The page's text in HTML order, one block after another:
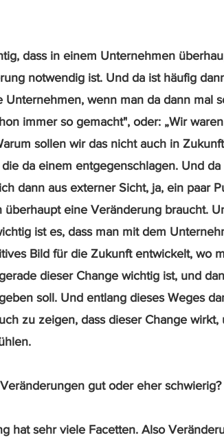
dass in einem Unternehmen
notwendig ist. Und da ist häufig
wenn man da dann mal
immer so gemacht", oder: „Wir
sollen wir das nicht auch in
da einem entgegenschlagen. Und
dann aus externer Sicht, ja, ein paar
eine Veränderung braucht.
ist es, dass man mit dem
Bild für die Zukunft entwickelt, wo
dieser Change wichtig ist, und
soll. Und entlang dieses Weges
zu zeigen, dass dieser Change wirkt,
gut oder eher schwierig?
hat sehr viele Facetten. Also